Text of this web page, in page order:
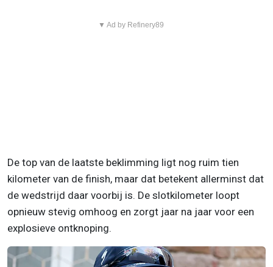
▼ Ad by Refinery89
De top van de laatste beklimming ligt nog ruim tien
kilometer van de finish, maar dat betekent allerminst dat
de wedstrijd daar voorbij is. De slotkilometer loopt
opnieuw stevig omhoog en zorgt jaar na jaar voor een
explosieve ontknoping.